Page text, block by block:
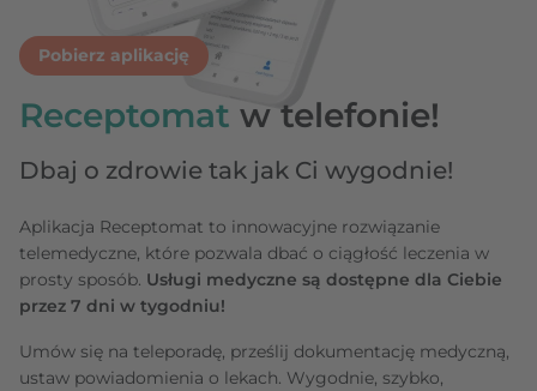
Pobierz aplikację
Receptomat w telefonie!
Dbaj o zdrowie tak jak Ci wygodnie!
Aplikacja Receptomat to innowacyjne rozwiązanie
telemedyczne, które pozwala dbać o ciągłość leczenia w
prosty sposób. Usługi medyczne są dostępne dla Ciebie
przez 7 dni w tygodniu!
Umów się na teleporadę, prześlij dokumentację medyczną,
ustaw powiadomienia o lekach. Wygodnie, szybko,